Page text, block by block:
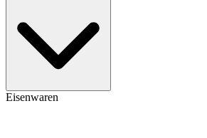
Eisenwaren